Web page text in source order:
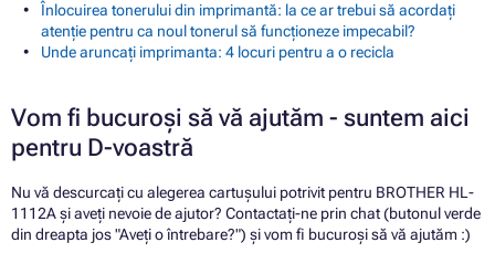
Înlocuirea tonerului din imprimantă: la ce ar trebui să acordați
atenție pentru ca noul tonerul să funcționeze impecabil?
Unde aruncați imprimanta: 4 locuri pentru a o recicla
Vom fi bucuroși să vă ajutăm - suntem aici
pentru D-voastră
Nu vă descurcați cu alegerea cartușului potrivit pentru BROTHER HL-
1112A și aveți nevoie de ajutor? Contactați-ne prin chat (butonul verde
din dreapta jos "Aveți o întrebare?") și vom fi bucuroși să vă ajutăm :)